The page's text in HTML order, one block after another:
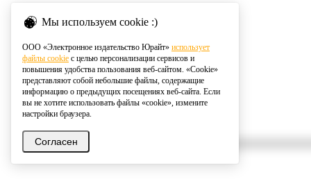
Мы используем cookie :)
ООО «Электронное издательство Юрайт» использует
файлы cookie с целью персонализации сервисов и
повышения удобства пользования веб-сайтом. «Cookie»
представляют собой небольшие файлы, содержащие
информацию о предыдущих посещениях веб-сайта. Если
вы не хотите использовать файлы «cookie», измените
настройки браузера.
Согласен